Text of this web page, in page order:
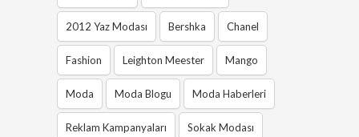
2012 Yaz Modası Bershka Chanel
Fashion Leighton Meester Mango
Moda Moda Blogu Moda Haberleri
Reklam Kampanyaları Sokak Modası